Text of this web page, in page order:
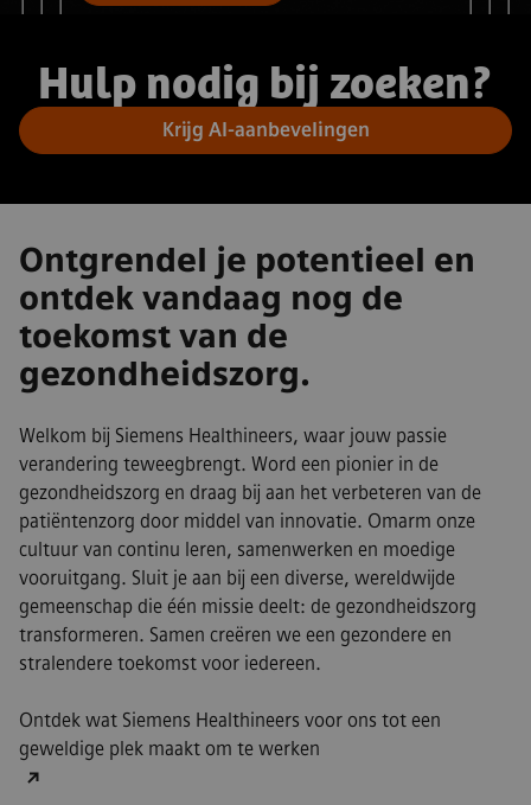
Hulp nodig bij zoeken?
Krijg AI-aanbevelingen
Ontgrendel je potentieel en
ontdek vandaag nog de
toekomst van de
gezondheidszorg.
Welkom bij Siemens Healthineers, waar jouw passie
verandering teweegbrengt. Word een pionier in de
gezondheidszorg en draag bij aan het verbeteren van de
patiëntenzorg door middel van innovatie. Omarm onze
cultuur van continu leren, samenwerken en moedige
vooruitgang. Sluit je aan bij een diverse, wereldwijde
gemeenschap die één missie deelt: de gezondheidszorg
transformeren. Samen creëren we een gezondere en
stralendere toekomst voor iedereen.
Ontdek wat Siemens Healthineers voor ons tot een
geweldige plek maakt om te werken